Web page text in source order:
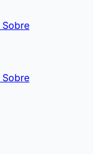
Sobre
Sobre